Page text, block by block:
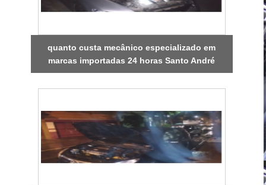
quanto custa mecânico especializado em
marcas importadas 24 horas Santo André